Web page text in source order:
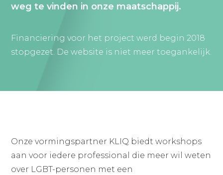
weg te vinden in onze maatschappij.
Financiering voor het project werd begin 2018
stopgezet. De website is niet meer toegankelijk.
Onze vormingspartner KLIQ biedt workshops
aan voor iedere professional die meer wil weten
over LGBT-personen met een